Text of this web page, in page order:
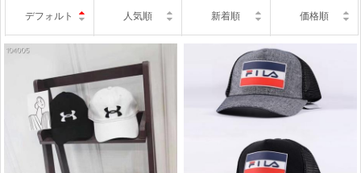
デフォルト 人気順 新着順 価格順